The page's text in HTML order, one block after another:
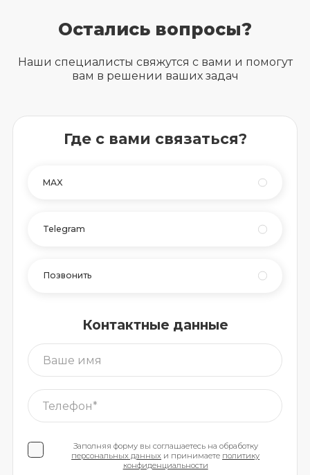
Остались вопросы?
Наши специалисты свяжутся с вами и помогут
вам в решении ваших задач
Где с вами связаться?
MAX
Telegram
Позвонить
Контактные данные
Заполняя форму вы соглашаетесь на обработку
персональных данных и принимаете политику
конфиденциальности